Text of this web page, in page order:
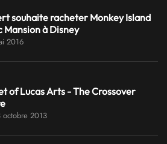
souhaite racheter Monkey Island
Mansion à Disney
2016
of Lucas Arts - The Crossover
2013